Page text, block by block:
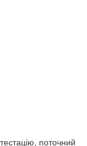
поточний